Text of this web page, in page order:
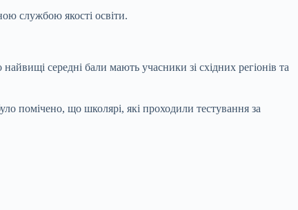
службою якості освіти.
середні бали мають учасники зі східних регіонів та
помічено, що школярі, які проходили тестування за